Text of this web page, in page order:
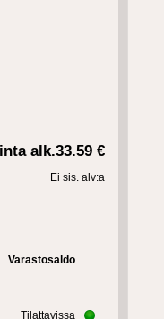
alk.33.59 €
Ei sis. alv:a
Varastosaldo
Tilattavissa